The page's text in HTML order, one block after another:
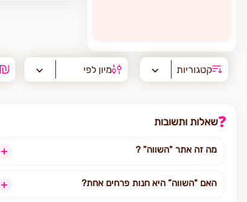
קטגוריות מיון לפי
❓שאלות ותשובות
מה זה אתר "השווה” ?
האם "השווה” היא חנות פרחים אחת?